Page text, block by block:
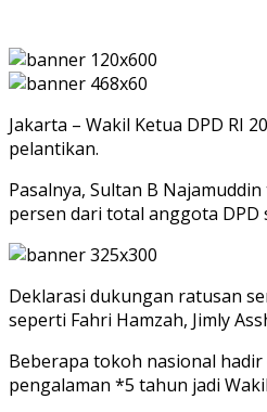
Jakarta – Wakil Ketua DPD RI
pelantikan.
Pasalnya, Sultan B
persen dari total anggota DPD
Deklarasi dukungan ratusan
seperti Fahri Hamzah, Jimly
Beberapa tokoh nasional
pengalaman *5 tahun jadi